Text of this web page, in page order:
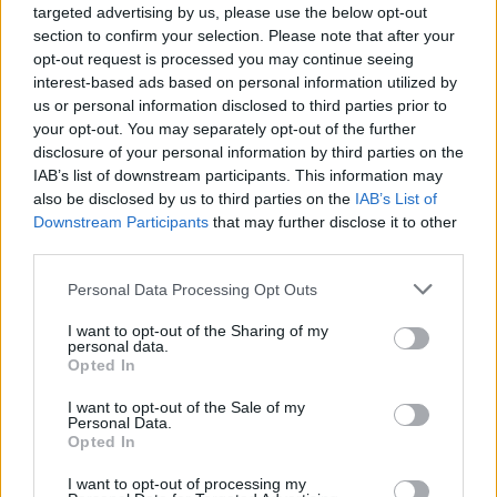
targeted advertising by us, please use the below opt-out
section to confirm your selection. Please note that after your
opt-out request is processed you may continue seeing
interest-based ads based on personal information utilized by
us or personal information disclosed to third parties prior to
your opt-out. You may separately opt-out of the further
disclosure of your personal information by third parties on the
IAB’s list of downstream participants. This information may
also be disclosed by us to third parties on the IAB’s List of
Downstream Participants that may further disclose it to other
Personal Data Processing Opt Outs
I want to opt-out of the Sharing of my
personal data.
Opted In
I want to opt-out of the Sale of my
Personal Data.
Opted In
I want to opt-out of processing my
Cal Cego Total immersion in English PDF365 KB, 1 página
Che Guevara Energy Drink Tour de Corse 2017 Entry List FIA
147 KB, 3 páginas
ORD AMBIENTE151 KB, 18 páginas
ORD. APUESTAS LICITAS38 KB, 5 páginas
ORD. CONVIVENCIA Y COMPORTAMIENTO CIUDADANO.2015
KB, 19 páginas
ORD. DE PROTECCIÃ“N CILVIL 147 KB, 10 páginas
ORD. DE REFORMA GENERAL DE LA HACIENDA PÃšBLICA
MUNICIPAL
ORD. DE RFOR. PARCIAL A LA ORD. SOBRE DISPOSICIÃ“N FINAL